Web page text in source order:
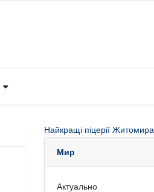
Найкращі піцерії Житомира
Мир
Актуально